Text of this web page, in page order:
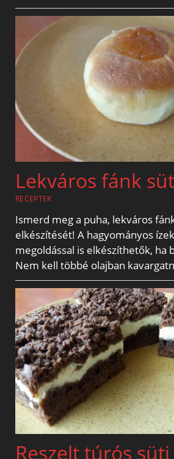
Lekváros fánk
RECEPTEK
Ismerd meg a puha, lekváros
elkészítését! A hagyományos
megoldással is elkészíthetők, ha
Nem kell többé olajban
Reszelt túrós süti